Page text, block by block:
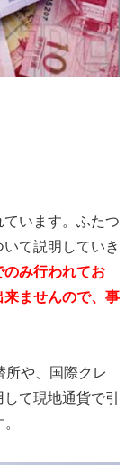
います。ふたつ
いて説明していき
み行われてお
来ませんので、事
所や、国際クレ
て現地通貨で引